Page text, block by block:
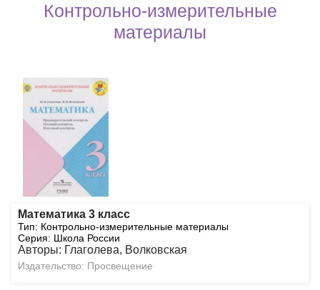
Контрольно-измерительные
материалы
Математика 3 класс
Тип: Контрольно-измерительные материалы
Серия: Школа России
Авторы: Глаголева, Волковская
Издательство: Просвещение